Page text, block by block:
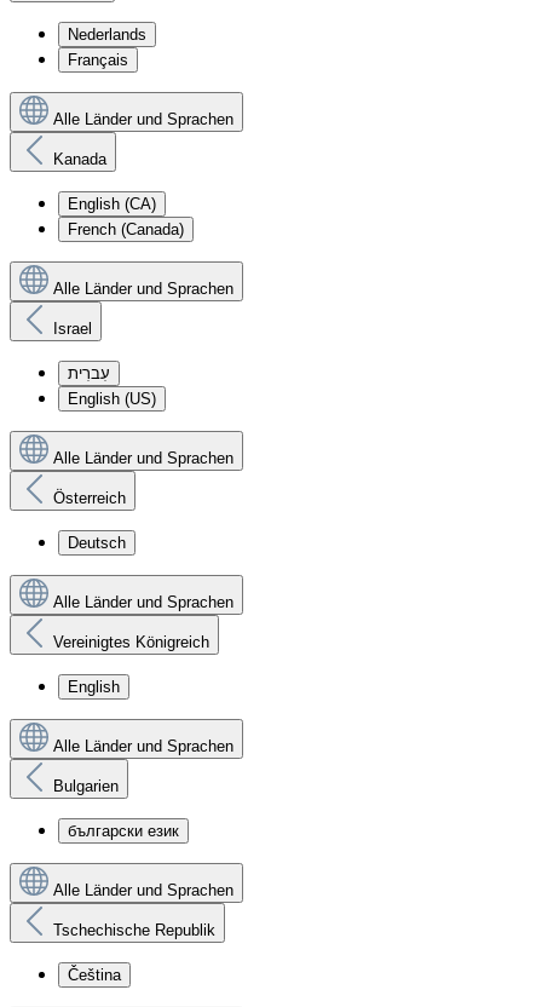
Nederlands
Français
Alle Länder und Sprachen
Kanada
English (CA)
French (Canada)
Alle Länder und Sprachen
Israel
עִברִית
English (US)
Alle Länder und Sprachen
Österreich
Deutsch
Alle Länder und Sprachen
Vereinigtes Königreich
English
Alle Länder und Sprachen
Bulgarien
български език
Alle Länder und Sprachen
Tschechische Republik
Čeština